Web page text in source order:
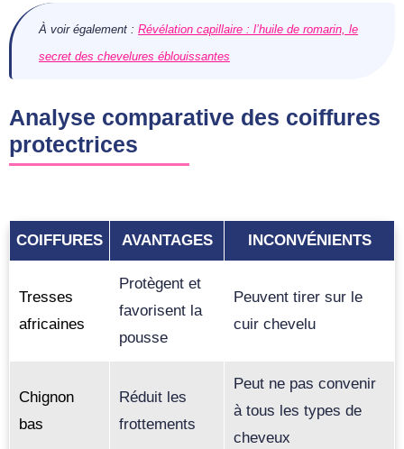
À voir également : Révélation capillaire : l’huile de romarin, le
secret des chevelures éblouissantes
Analyse comparative des coiffures
protectrices
COIFFURES AVANTAGES INCONVÉNIENTS
Tresses
africaines
Protègent et
favorisent la
pousse
Peuvent tirer sur le
cuir chevelu
Chignon
bas
Réduit les
frottements
Peut ne pas convenir
à tous les types de
cheveux